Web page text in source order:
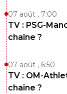
07 août , 7:00
TV : PSG-
chaîne ?
07 août , 6:50
TV : OM-
chaîne ?